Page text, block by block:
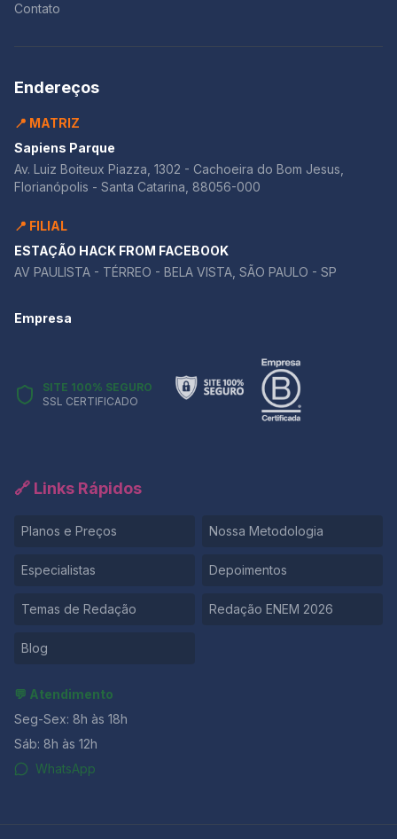
Contato
Endereços
📍 MATRIZ
Sapiens Parque
Av. Luiz Boiteux Piazza, 1302 - Cachoeira do Bom Jesus,
Florianópolis - Santa Catarina, 88056-000
📍 FILIAL
ESTAÇÃO HACK FROM FACEBOOK
AV PAULISTA - TÉRREO - BELA VISTA, SÃO PAULO - SP
Empresa
SITE 100% SEGURO
SSL CERTIFICADO
🔗 Links Rápidos
Planos e Preços Nossa Metodologia
Especialistas Depoimentos
Temas de Redação Redação ENEM 2026
Blog
💬 Atendimento
Seg-Sex: 8h às 18h
Sáb: 8h às 12h
WhatsApp